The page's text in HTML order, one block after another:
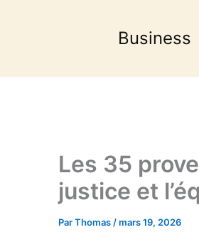
Business
Les 35
justice et
ParThomas /mars 19, 2026